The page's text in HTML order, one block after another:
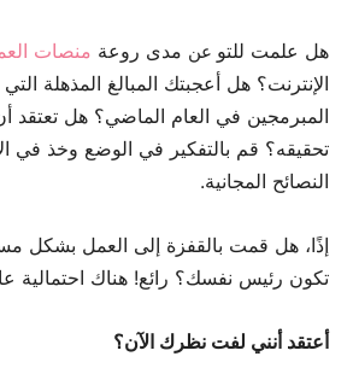
هل علمت للتو عن مدى روعة منصات
الإنترنت؟ هل أعجبتك المبالغ المذهلة
المبرمجين في العام الماضي؟ هل تعتقد
تحقيقه؟ قم بالتفكير في الوضع وخذ في
النصائح المجانية.
إذًا، هل قمت بالقفزة إلى العمل بشكل
تكون رئيس نفسك؟ رائع! هناك احتمالية
أعتقد أنني لفت نظرك الآن؟